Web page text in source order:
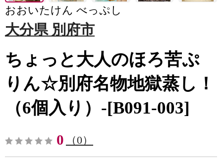
おおいたけん べっぷし
大分県 別府市
ちょっと大人のほろ苦ぷ
りん☆別府名物地獄蒸し！
（6個入り）-[B091-003]
0 （0）